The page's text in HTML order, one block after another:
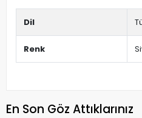
Dil
Renk
En Son Göz Attıklarınız